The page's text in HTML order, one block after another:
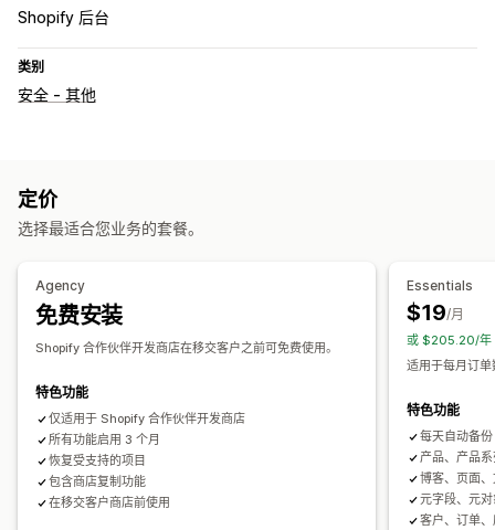
Shopify 后台
类别
安全 - 其他
定价
选择最适合您业务的套餐。
Agency
免费安装
Shopify 合作伙伴开发商店在移交客户之前可免费使用。
特色功能
仅适用于 Shopify 合作伙伴开发商店
所有功能启用 3 个月
恢复受支持的项目
包含商店复制功能
在移交客户商店前使用
Essentials
$19/月
或 $205.20/年
适用于每月订
特色功能
每天自动备份
产品、产品
博客、页面
元字段、元
客户、订单